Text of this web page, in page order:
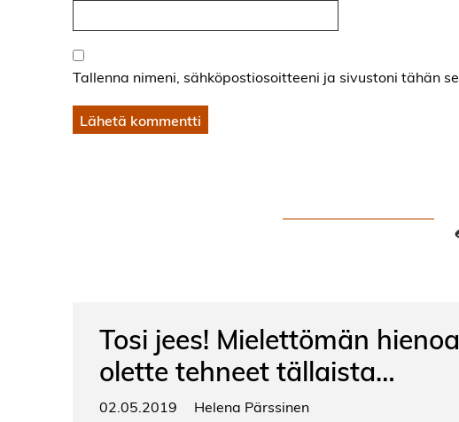
Tallenna nimeni, sähköpostiosoitteeni ja sivustoni tähän
Tosi jees! Mielettömän
olette tehneet tällaista…
02.05.2019 Helena Pärssinen